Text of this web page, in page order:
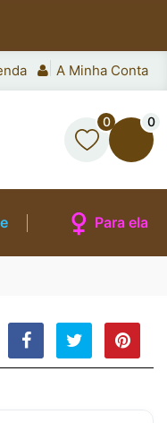
A Minha Conta
0 0
Para ela